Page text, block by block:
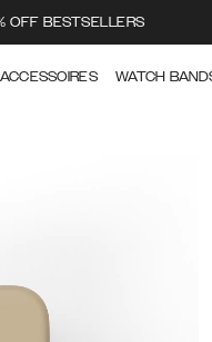
OFF BESTSELLERS
WATCH